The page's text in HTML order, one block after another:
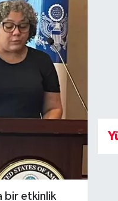
bir etkinlik